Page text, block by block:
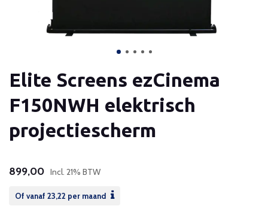
Elite Screens ezCinema
F150NWH elektrisch
projectiescherm
899,00 Incl. 21% BTW
Of vanaf 23,22 per maand